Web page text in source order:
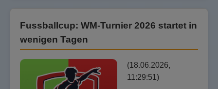
Fussballcup: WM-Turnier 2026 startet in
wenigen Tagen
(18.06.2026,
11:29:51)